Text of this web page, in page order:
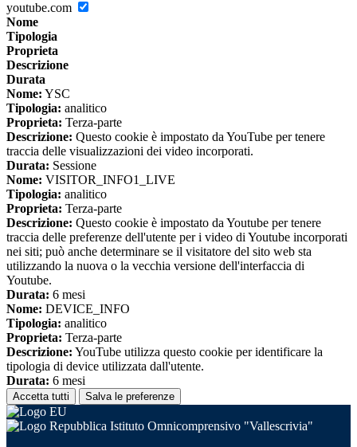
youtube.com
Nome
Tipologia
Proprieta
Descrizione
Durata
Nome: YSC
Tipologia: analitico
Proprieta: Terza-parte
Descrizione: Questo cookie è impostato da YouTube per tenere
traccia delle visualizzazioni dei video incorporati.
Durata: Sessione
Nome: VISITOR_INFO1_LIVE
Tipologia: analitico
Proprieta: Terza-parte
Descrizione: Questo cookie è impostato da Youtube per tenere
traccia delle preferenze dell'utente per i video di Youtube incorporati
nei siti; può anche determinare se il visitatore del sito web sta
utilizzando la nuova o la vecchia versione dell'interfaccia di
Youtube.
Durata: 6 mesi
Nome: DEVICE_INFO
Tipologia: analitico
Proprieta: Terza-parte
Descrizione: YouTube utilizza questo cookie per identificare la
tipologia di device utilizzata dall'utente.
Durata: 6 mesi
Accetta tutti Salva le preferenze
Istituto Omnicomprensivo "Vallescrivia"